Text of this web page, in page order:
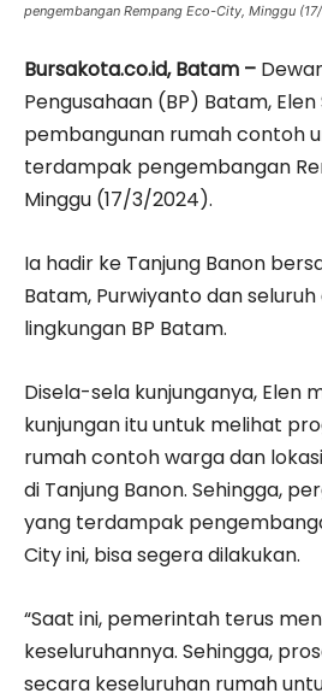
pengembangan Rempang Eco-City, Minggu
Bursakota.co.id, Batam –
Pengusahaan (BP) Batam,
pembangunan rumah contoh
terdampak pengembangan
Minggu (17/3/2024).
Ia hadir ke Tanjung Banon
Batam, Purwiyanto dan
lingkungan BP Batam.
Disela-sela kunjunganya, Elen
kunjungan itu untuk melihat
rumah contoh warga dan
di Tanjung Banon. Sehingga,
yang terdampak
City ini, bisa segera dilakukan.
“Saat ini, pemerintah terus
keseluruhannya. Sehingga,
secara keseluruhan rumah